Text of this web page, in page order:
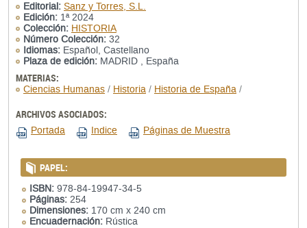
Editorial: Sanz y Torres, S.L.
Edición: 1ª 2024
Colección: HISTORIA
Número Colección: 32
Idiomas: Español, Castellano
Plaza de edición: MADRID , España
MATERIAS:
Ciencias Humanas / Historia / Historia de España /
ARCHIVOS ASOCIADOS:
Portada Indice Páginas de Muestra
PAPEL:
ISBN: 978-84-19947-34-5
Páginas: 254
Dimensiones: 170 cm x 240 cm
Encuadernación: Rústica